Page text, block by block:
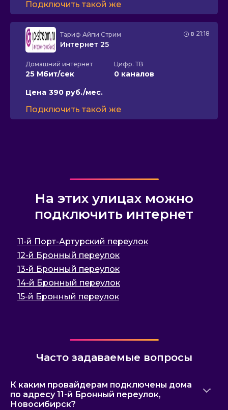
Подключить такой же
в 21:18
Тариф Айпи Стрим
Интернет 25
Домашний интернет
25 Мбит/сек
Цифр. ТВ
0 каналов
Цена 390 руб./мес.
Подключить такой же
На этих улицах можно
подключить интернет
11-й Порт-Артурский переулок
12-й Бронный переулок
13-й Бронный переулок
14-й Бронный переулок
15-й Бронный переулок
Часто задаваемые вопросы
К каким провайдерам подключены дома
по адресу 11-й Бронный переулок,
Новосибирск?